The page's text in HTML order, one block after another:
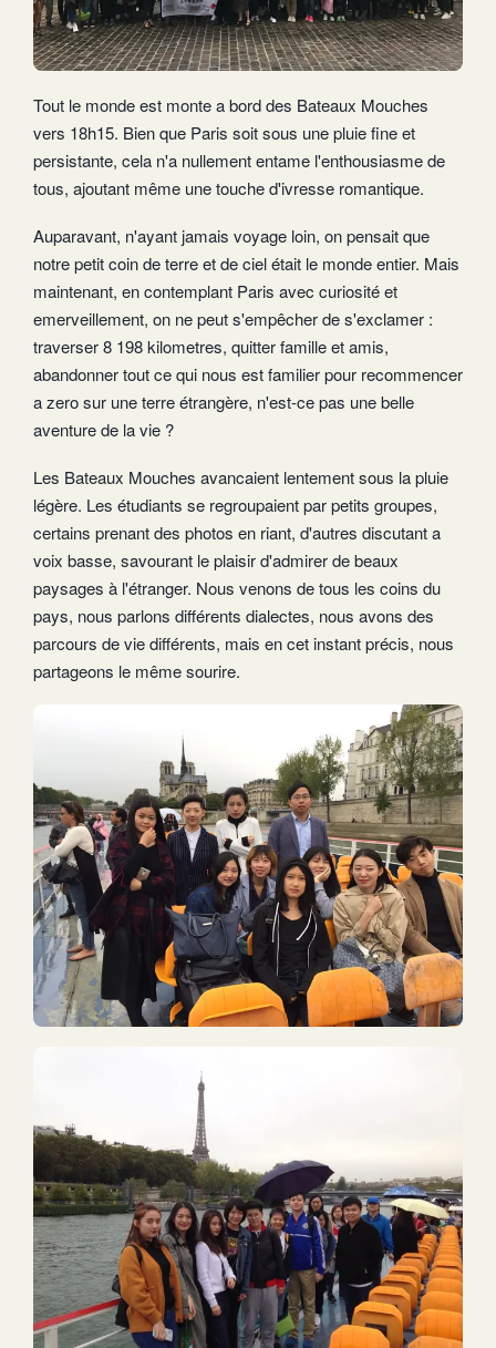
Tout le monde est monte a bord des Bateaux Mouches
vers 18h15. Bien que Paris soit sous une pluie fine et
persistante, cela n'a nullement entame l'enthousiasme de
tous, ajoutant même une touche d'ivresse romantique.
Auparavant, n'ayant jamais voyage loin, on pensait que
notre petit coin de terre et de ciel était le monde entier. Mais
maintenant, en contemplant Paris avec curiosité et
emerveillement, on ne peut s'empêcher de s'exclamer :
traverser 8 198 kilometres, quitter famille et amis,
abandonner tout ce qui nous est familier pour recommencer
a zero sur une terre étrangère, n'est-ce pas une belle
aventure de la vie ?
Les Bateaux Mouches avancaient lentement sous la pluie
légère. Les étudiants se regroupaient par petits groupes,
certains prenant des photos en riant, d'autres discutant a
voix basse, savourant le plaisir d'admirer de beaux
paysages à l'étranger. Nous venons de tous les coins du
pays, nous parlons différents dialectes, nous avons des
parcours de vie différents, mais en cet instant précis, nous
partageons le même sourire.